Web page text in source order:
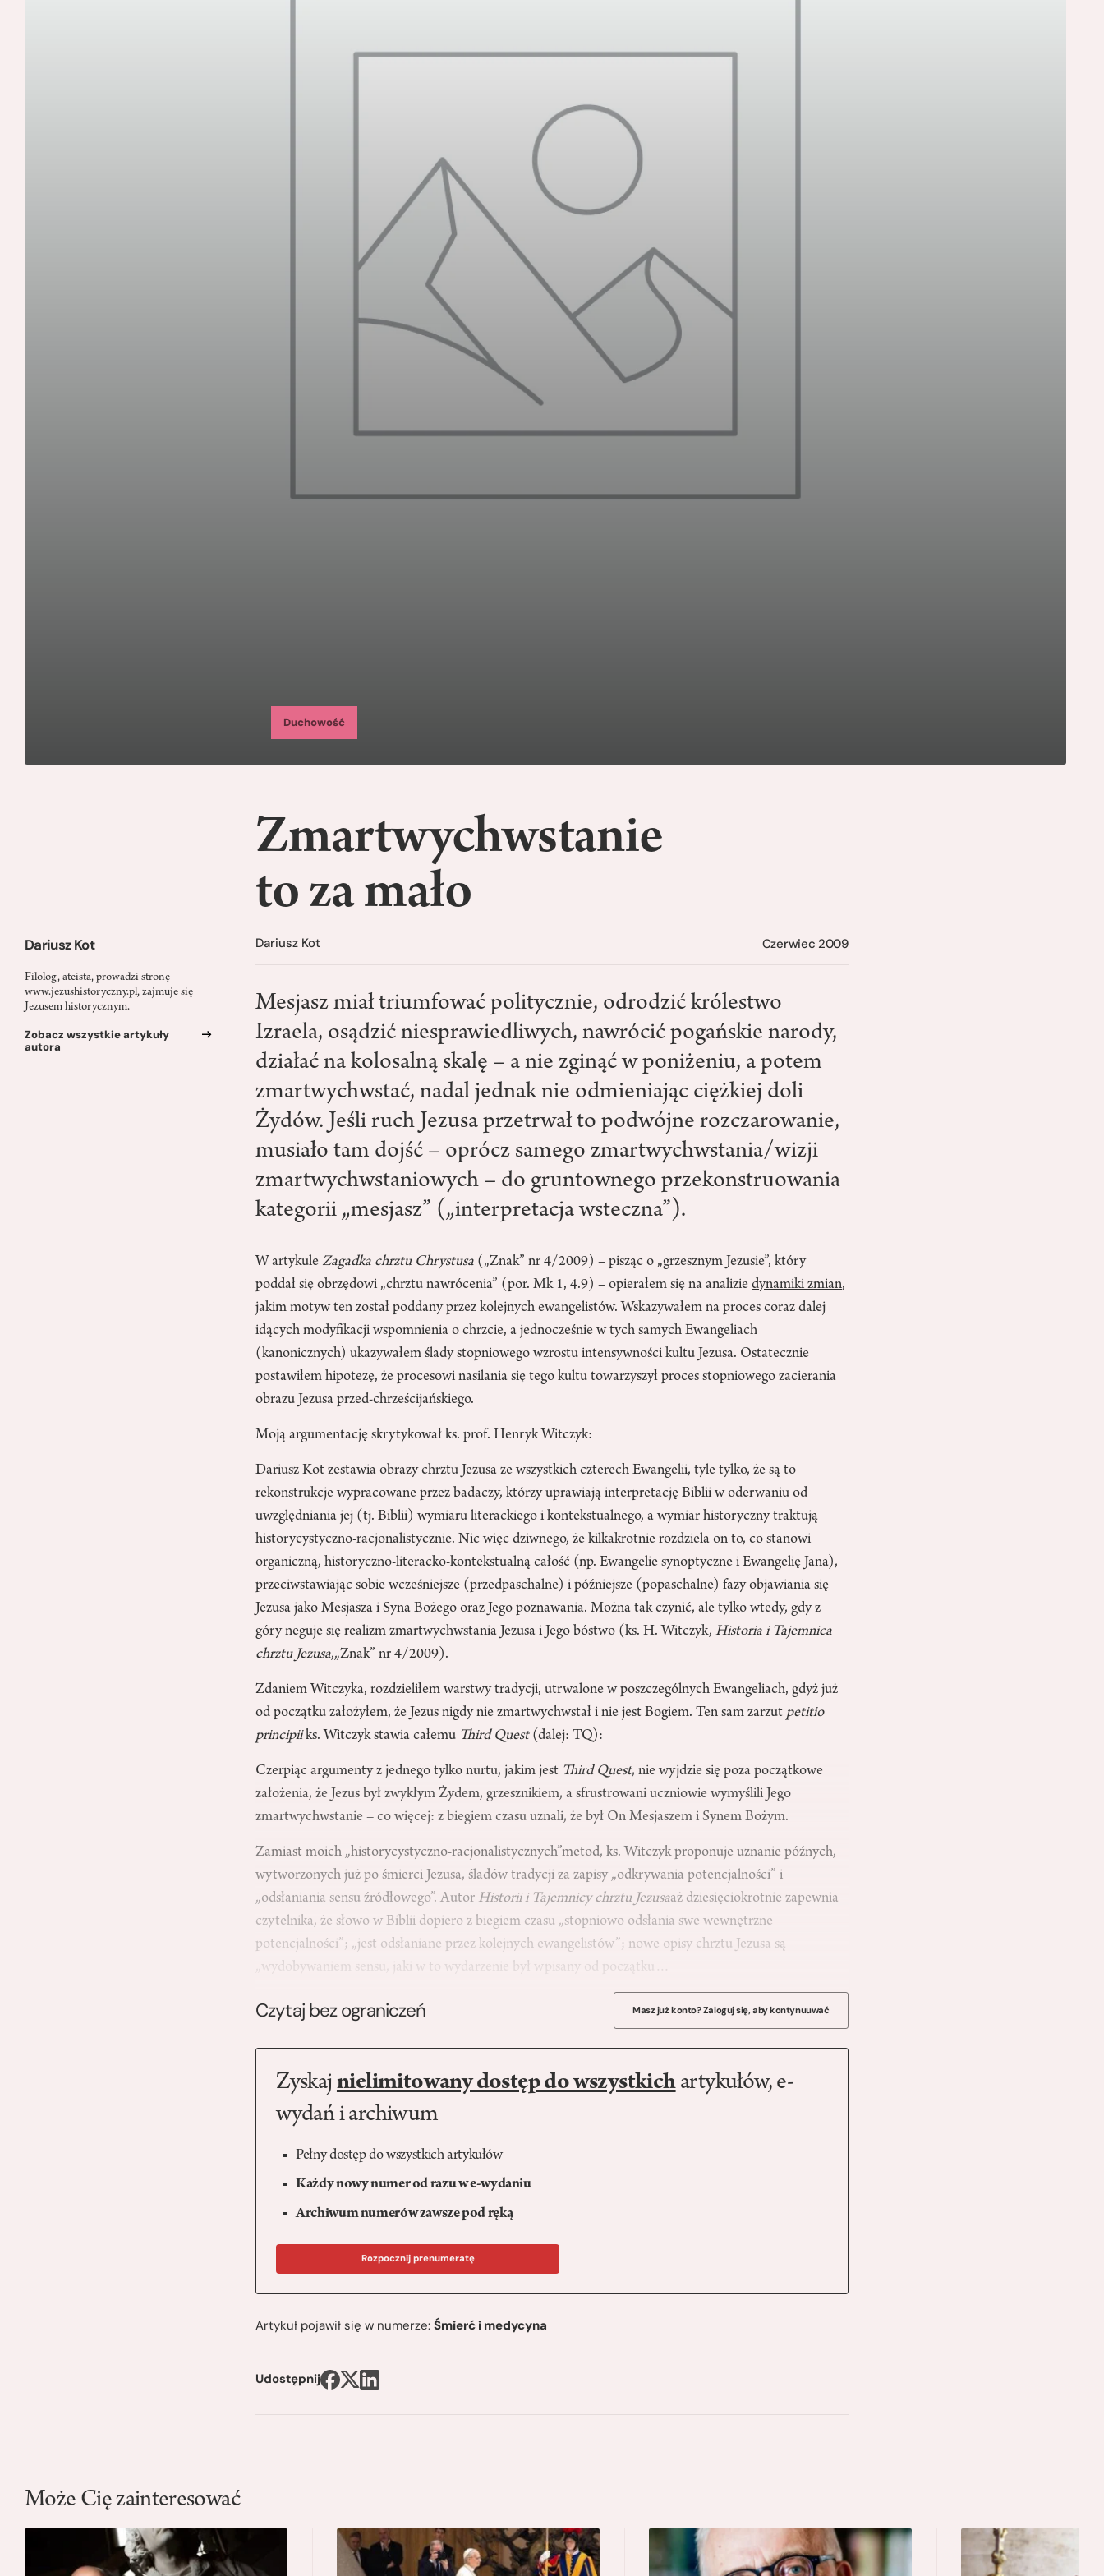
Duchowość
Dariusz Kot
Filolog, ateista, prowadzi stronę
www.jezushistoryczny.pl, zajmuje się
Jezusem historycznym.
Zobacz wszystkie artykuły
autora
Zmartwychwstanie
to za mało
Dariusz Kot Czerwiec 2009
Mesjasz miał triumfować politycznie, odrodzić królestwo
Izraela, osądzić niesprawiedliwych, nawrócić pogańskie narody,
działać na kolosalną skalę – a nie zginąć w poniżeniu, a potem
zmartwychwstać, nadal jednak nie odmieniając ciężkiej doli
Żydów. Jeśli ruch Jezusa przetrwał to podwójne rozczarowanie,
musiało tam dojść – oprócz samego zmartwychwstania/wizji
zmartwychwstaniowych – do gruntownego przekonstruowania
kategorii „mesjasz” („interpretacja wsteczna”).
W artykule Zagadka chrztu Chrystusa („Znak” nr 4/2009) – pisząc o „grzesznym Jezusie”, który
poddał się obrzędowi „chrztu nawrócenia” (por. Mk 1, 4.9) – opierałem się na analiziedynamiki zmian,
jakim motyw ten został poddany przez kolejnych ewangelistów. Wskazywałem na proces coraz dalej
idących modyfikacji wspomnienia o chrzcie, a jednocześnie w tych samych Ewangeliach
(kanonicznych) ukazywałem ślady stopniowego wzrostu intensywności kultu Jezusa. Ostatecznie
postawiłem hipotezę, że procesowi nasilania się tego kultu towarzyszył proces stopniowego zacierania
obrazu Jezusa przed-chrześcijańskiego.
Moją argumentację skrytykował ks. prof. Henryk Witczyk:
Dariusz Kot zestawia obrazy chrztu Jezusa ze wszystkich czterech Ewangelii, tyle tylko, że są to
rekonstrukcje wypracowane przez badaczy, którzy uprawiają interpretację Biblii w oderwaniu od
uwzględniania jej (tj. Biblii) wymiaru literackiego i kontekstualnego, a wymiar historyczny traktują
historycystyczno-racjonalistycznie. Nic więc dziwnego, że kilkakrotnie rozdziela on to, co stanowi
organiczną, historyczno-literacko-kontekstualną całość (np. Ewangelie synoptyczne i Ewangelię Jana),
przeciwstawiając sobie wcześniejsze (przedpaschalne) i późniejsze (popaschalne) fazy objawiania się
Jezusa jako Mesjasza i Syna Bożego oraz Jego poznawania. Można tak czynić, ale tylko wtedy, gdy z
góry neguje się realizm zmartwychwstania Jezusa i Jego bóstwo (ks. H. Witczyk,Historia i Tajemnica
chrztu Jezusa,„Znak” nr 4/2009).
Zdaniem Witczyka, rozdzieliłem warstwy tradycji, utrwalone w poszczególnych Ewangeliach, gdyż już
od początku założyłem, że Jezus nigdy nie zmartwychwstał i nie jest Bogiem. Ten sam zarzut petitio
principiiks. Witczyk stawia całemu Third Quest(dalej: TQ):
Czerpiąc argumenty z jednego tylko nurtu, jakim jest Third Quest, nie wyjdzie się poza początkowe
założenia, że Jezus był zwykłym Żydem, grzesznikiem, a sfrustrowani uczniowie wymyślili Jego
zmartwychwstanie – co więcej: z biegiem czasu uznali, że był On Mesjaszem i Synem Bożym.
Zamiast moich „historycystyczno-racjonalistycznych”metod, ks. Witczyk proponuje uznanie późnych,
wytworzonych już po śmierci Jezusa, śladów tradycji za zapisy „odkrywania potencjalności” i
„odsłaniania sensu źródłowego”. Autor Historii i Tajemnicy chrztu Jezusaaż dziesięciokrotnie zapewnia
czytelnika, że słowo w Biblii dopiero z biegiem czasu „stopniowo odsłania swe wewnętrzne
potencjalności”; „jest odsłaniane przez kolejnych ewangelistów”; nowe opisy chrztu Jezusa są
„wydobywaniem sensu, jaki w to wydarzenie był wpisany od początku…
Czytaj bez ograniczeń Masz już konto? Zaloguj się, aby kontynuuwać
Zyskaj nielimitowany dostęp do wszystkichartykułów, e-
wydań i archiwum
Pełny dostęp do wszystkich artykułów
Każdy nowy numer od razu w e-wydaniu
Archiwum numerów zawsze pod ręką
Rozpocznij prenumeratę
Artykuł pojawił się w numerze:Śmierć i medycyna
Udostępnij
Może Cię zainteresować